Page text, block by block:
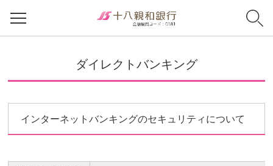
ダイレクトバンキング
インターネットバンキングのセキュリティについて